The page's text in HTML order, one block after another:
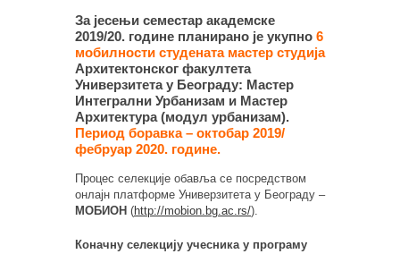
За јесењи семестар академске
2019/20. године планирано је укупно 6
мобилности студената мастер студија
Архитектонског факултета
Универзитета у Београду: Мастер
Интегрални Урбанизам и Мастер
Архитектура (модул урбанизам).
Период боравка – октобар 2019/
фебруар 2020. године.
Процес селекције обавља се посредством
онлајн платформе Универзитета у Београду –
МОБИОН (http://mobion.bg.ac.rs/).
Коначну селекцију учесника у програму